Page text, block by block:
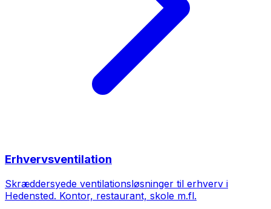
Erhvervsventilation
Skræddersyede ventilationsløsninger til erhverv i
Hedensted. Kontor, restaurant, skole m.fl.